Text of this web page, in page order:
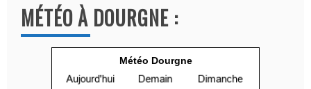
t
i
MÉTÉO À DOURGNE :
Météo Dourgne